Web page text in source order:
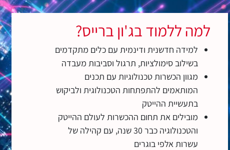
למה ללמוד בג'ון ברייס?
למידה חדשנית ודינמית עם כלים מתקדמים
בשילוב סימולציות, תרגול וסביבות מעבדה
מגוון הכשרות טכנולוגיות עם תכנים
המותאמים להתפתחות הטכנולוגית ולביקוש
בתעשיית ההייטק
מובילים את תחום ההכשרות לעולם ההייטק
והטכנולוגיה כבר 30 שנה, עם קהילה של
עשרות אלפי בוגרים